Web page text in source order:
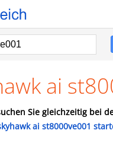
ai
Sie gleichzeitig bei
ai st8000ve001